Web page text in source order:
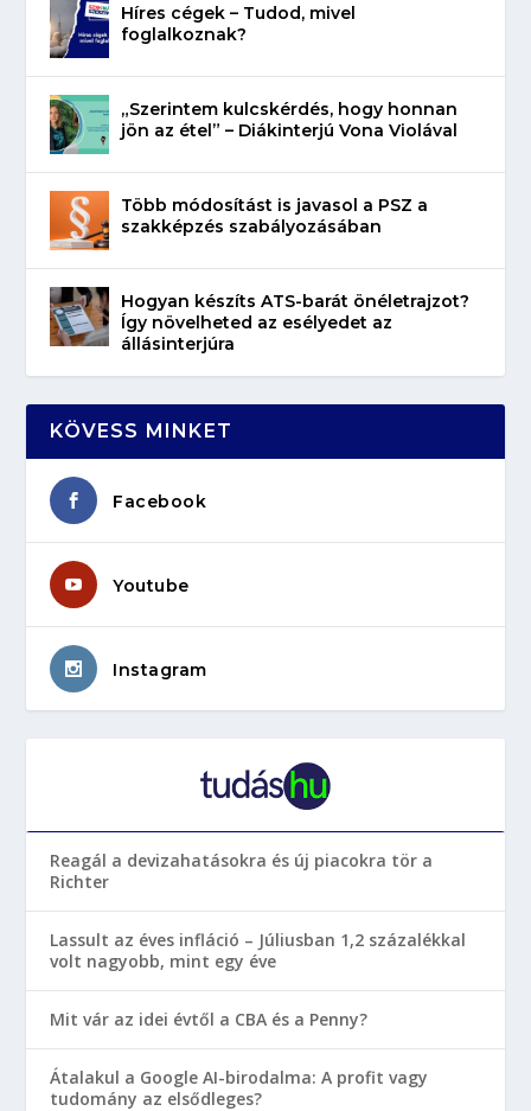
Híres cégek – Tudod, mivel
foglalkoznak?
„Szerintem kulcskérdés, hogy honnan
jön az étel” – Diákinterjú Vona Violával
Több módosítást is javasol a PSZ a
szakképzés szabályozásában
Hogyan készíts ATS-barát önéletrajzot?
Így növelheted az esélyedet az
állásinterjúra
KÖVESS MINKET
Facebook
Youtube
Instagram
Reagál a devizahatásokra és új piacokra tör a
Richter
Lassult az éves infláció – Júliusban 1,2 százalékkal
volt nagyobb, mint egy éve
Mit vár az idei évtől a CBA és a Penny?
Átalakul a Google AI-birodalma: A profit vagy
tudomány az elsődleges?